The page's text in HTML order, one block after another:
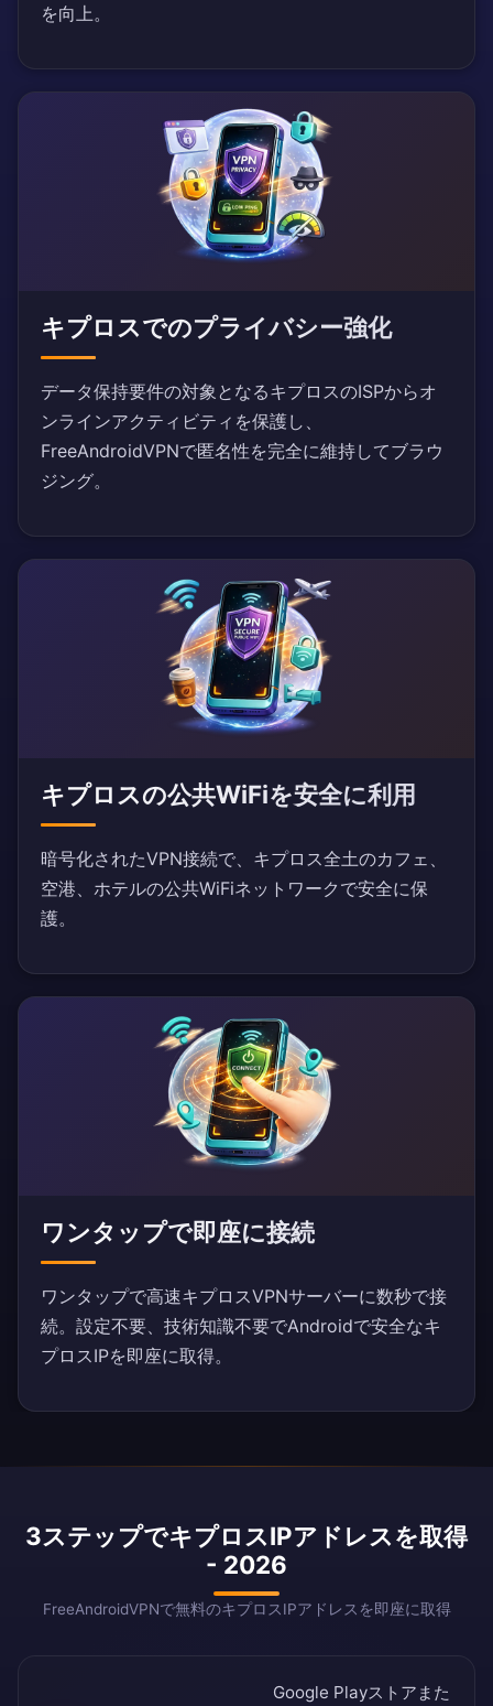
を向上。
キプロスでのプライバシー強化
データ保持要件の対象となるキプロスのISPからオ
ンラインアクティビティを保護し、
FreeAndroidVPNで匿名性を完全に維持してブラウ
ジング。
キプロスの公共WiFiを安全に利用
暗号化されたVPN接続で、キプロス全土のカフェ、
空港、ホテルの公共WiFiネットワークで安全に保
護。
ワンタップで即座に接続
ワンタップで高速キプロスVPNサーバーに数秒で接
続。設定不要、技術知識不要でAndroidで安全なキ
プロスIPを即座に取得。
3ステップでキプロスIPアドレスを取得
- 2026
FreeAndroidVPNで無料のキプロスIPアドレスを即座に取得
Google Playストア また